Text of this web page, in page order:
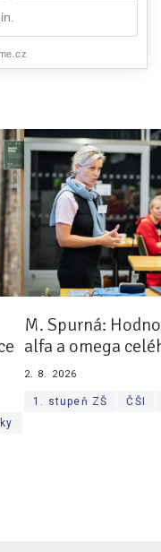
M. Spurná:
alfa a omega
2. 8. 2026
1. stupeň ZŠ ČŠI